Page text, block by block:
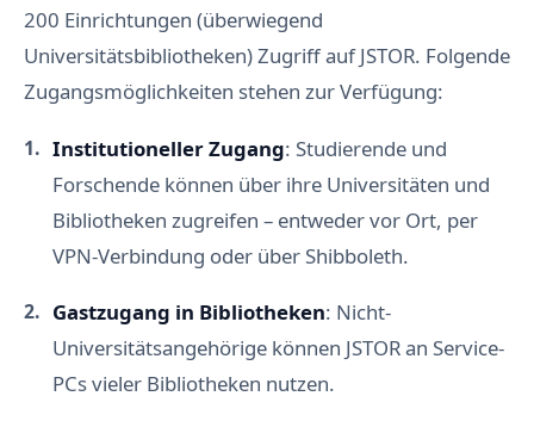
200 Einrichtungen (überwiegend
Universitätsbibliotheken) Zugriff auf JSTOR. Folgende
Zugangsmöglichkeiten stehen zur Verfügung:
Institutioneller Zugang: Studierende und
Forschende können über ihre Universitäten und
Bibliotheken zugreifen – entweder vor Ort, per
VPN-Verbindung oder über Shibboleth.
Gastzugang in Bibliotheken: Nicht-
Universitätsangehörige können JSTOR an Service-
PCs vieler Bibliotheken nutzen.